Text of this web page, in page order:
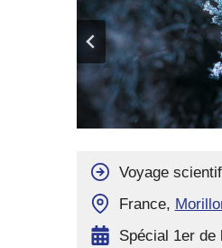
Voyage
France,
Spécial 1er de